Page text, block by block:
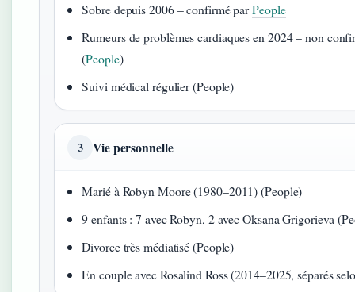
Sobre depuis 2006 – confirmé parPeople
Rumeurs de problèmes cardiaques en 2024 – non
(People)
Suivi médical régulier (People)
3 Vie personnelle
Marié à Robyn Moore (1980–2011) (People)
9 enfants : 7 avec Robyn, 2 avec Oksana Grigorieva
Divorce très médiatisé (People)
En couple avec Rosalind Ross (2014–2025, séparés